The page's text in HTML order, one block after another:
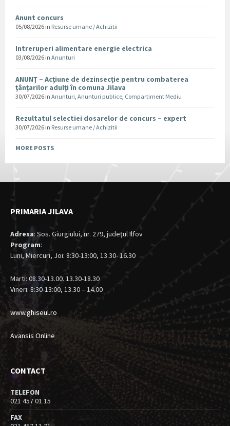
Anunt concurs
05/08/2026 in Resurse umane / Achizitii
Intreruperi alimentare energie electrica
03/08/2026 in Anunturi
ANUNȚ – Acțiune de dezinsecție pentru combaterea
țânțarilor adulți în comuna Jilava
30/07/2026 in Anunturi, Anunturi publice, Compartiment Mediu
Rezultatul selectiei dosarelor de concurs – expert
30/07/2026 in Resurse umane / Achizitii
MORE POSTS
PRIMARIA JILAVA
Adresa: Sos. Giurgiului, nr. 279, judeţul Ilfov
Program:
Luni, Miercuri, Joi: 8:30-13:00, 13.30- 16.30
Marti: 08.30-13.00. 13.30-18.30
Vineri: 8:30-13:00, 13.30 – 14.00
www.ghiseul.ro
Avansis Online
CONTACT
TELEFON
021 457 01 15
FAX